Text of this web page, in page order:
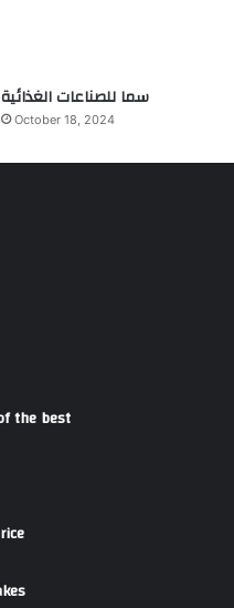
سما للصناعات الغذائية
October 18, 2024
the best